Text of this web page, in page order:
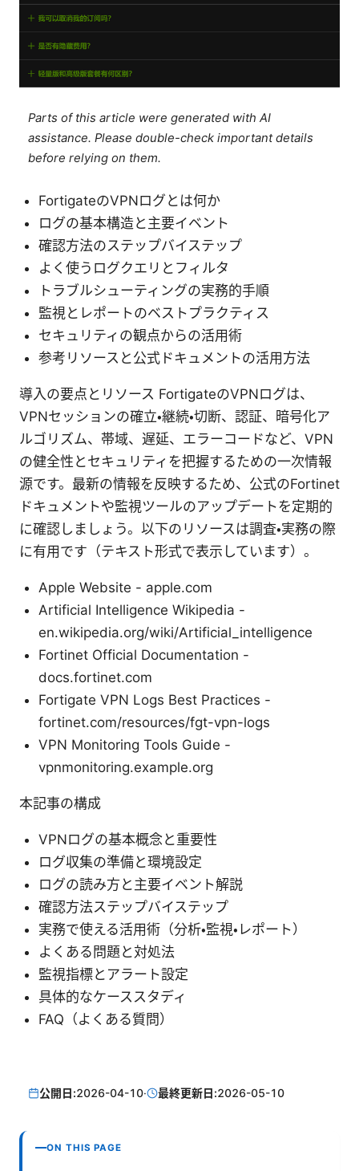
Parts of this article were generated with AI
assistance. Please double-check important details
before relying on them.
FortigateのVPNログとは何か
ログの基本構造と主要イベント
確認方法のステップバイステップ
よく使うログクエリとフィルタ
トラブルシューティングの実務的手順
監視とレポートのベストプラクティス
セキュリティの観点からの活用術
参考リソースと公式ドキュメントの活用方法
導入の要点とリソース FortigateのVPNログは、
VPNセッションの確立・継続・切断、認証、暗号化ア
ルゴリズム、帯域、遅延、エラーコードなど、VPN
の健全性とセキュリティを把握するための一次情報
源です。最新の情報を反映するため、公式のFortinet
ドキュメントや監視ツールのアップデートを定期的
に確認しましょう。以下のリソースは調査・実務の際
に有用です（テキスト形式で表示しています）。
Apple Website - apple.com
Artificial Intelligence Wikipedia -
en.wikipedia.org/wiki/Artificial_intelligence
Fortinet Official Documentation -
docs.fortinet.com
Fortigate VPN Logs Best Practices -
fortinet.com/resources/fgt-vpn-logs
VPN Monitoring Tools Guide -
vpnmonitoring.example.org
本記事の構成
VPNログの基本概念と重要性
ログ収集の準備と環境設定
ログの読み方と主要イベント解説
確認方法ステップバイステップ
実務で使える活用術（分析・監視・レポート）
よくある問題と対処法
監視指標とアラート設定
具体的なケーススタディ
FAQ（よくある質問）
公開日:2026-04-10· 最終更新日:2026-05-10
ON THIS PAGE